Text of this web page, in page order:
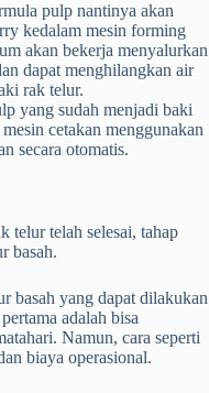
pulp nantinya akan
kedalam mesin forming
akan bekerja menyalurkan
dapat menghilangkan air
rak telur.
yang sudah menjadi baki
cetakan menggunakan
secara otomatis.
telur telah selesai, tahap
basah.
basah yang dapat dilakukan
adalah bisa
Namun, cara seperti
biaya operasional.